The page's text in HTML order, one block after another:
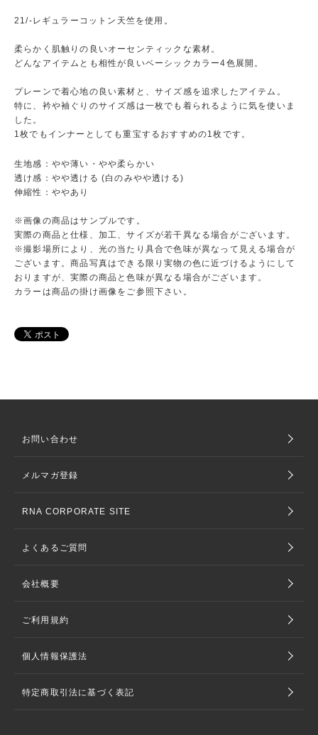
21/-レギュラーコットン天竺を使用。
柔らかく肌触りの良いオーセンティックな素材。
どんなアイテムとも相性が良いベーシックカラー4色展開。
プレーンで着心地の良い素材と、サイズ感を追求したアイテム。
特に、衿や袖ぐりのサイズ感は一枚でも着られるように気を使いま
した。
1枚でもインナーとしても重宝するおすすめの1枚です。
生地感：やや薄い・やや柔らかい
透け感：やや透ける (白のみやや透ける)
伸縮性：ややあり
※画像の商品はサンプルです。
実際の商品と仕様、加工、サイズが若干異なる場合がございます。
※撮影場所により、光の当たり具合で色味が異なって見える場合が
ございます。商品写真はできる限り実物の色に近づけるようにして
おりますが、実際の商品と色味が異なる場合がございます。
カラーは商品の掛け画像をご参照下さい。
お問い合わせ
メルマガ登録
RNA CORPORATE SITE
よくあるご質問
会社概要
ご利用規約
個人情報保護法
特定商取引法に基づく表記